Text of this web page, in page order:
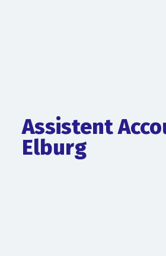
Assistent
Elburg